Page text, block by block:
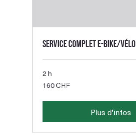
Service complet E-bike/Vélo
2 h
160
francs
160 CHF
Plus d'infos